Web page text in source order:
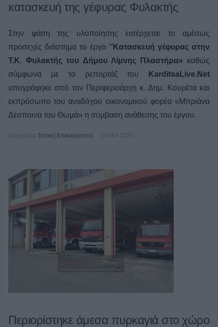
κατασκευή της γέφυρας Φυλακτής
Στην φάση της υλοποίησης εισέρχεται το αμέσως
προσεχές διάστημα το έργο ‘’Κατασκευή γέφυρας στην
Τ.Κ. Φυλακτής του Δήμου Λίμνης Πλαστήρα» καθώς
σύμφωνα με το ρεπορτάζ του
KarditsaLive.Net
υπογράφηκε από τον Περιφερειάρχη κ. Δημ. Κουρέτα και
εκπρόσωπο του αναδόχου οικονομικού φορέα «Μπριάνα
Δέσποινα του Θωμά» η σύμβαση ανάθεσης του έργου.
Κατηγορία Τοπική Επικαιρότητα 01 Μαϊ 2025
Περιορίστηκε άμεσα πυρκαγιά στο χώρο